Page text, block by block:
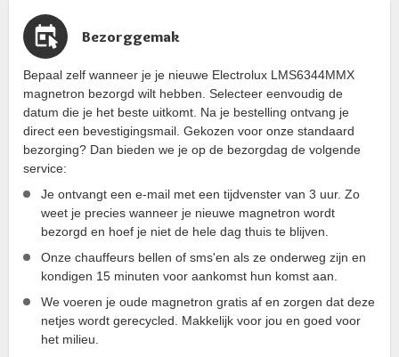
Bezorggemak
Bepaal zelf wanneer je je nieuwe Electrolux LMS6344MMX
magnetron bezorgd wilt hebben. Selecteer eenvoudig de
datum die je het beste uitkomt. Na je bestelling ontvang je
direct een bevestigingsmail. Gekozen voor onze standaard
bezorging? Dan bieden we je op de bezorgdag de volgende
service:
Je ontvangt een e-mail met een tijdvenster van 3 uur. Zo
weet je precies wanneer je nieuwe magnetron wordt
bezorgd en hoef je niet de hele dag thuis te blijven.
Onze chauffeurs bellen of sms'en als ze onderweg zijn en
kondigen 15 minuten voor aankomst hun komst aan.
We voeren je oude magnetron gratis af en zorgen dat deze
netjes wordt gerecycled. Makkelijk voor jou en goed voor
het milieu.